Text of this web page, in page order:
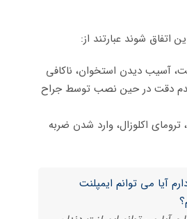
اتفاق شوند عبارتند از:
آسیب دیدن استخوان، ناکافی
دقت در حین نصب توسط جراح
ترومای اکلوزال، وارد شدن ضربه
آیا می توانم ایمپلنت